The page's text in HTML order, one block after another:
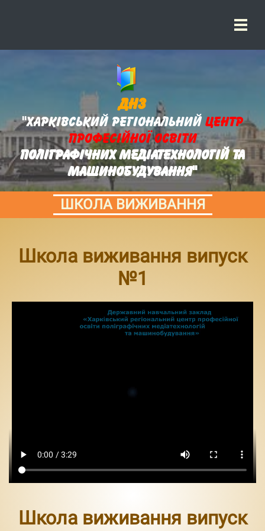
ДНЗ
"Харківський регіональний центр
професійної освіти
поліграфічних медіатехнологій та
машинобудування"
ШКОЛА ВИЖИВАННЯ
Школа виживання випуск
№1
Школа виживання випуск